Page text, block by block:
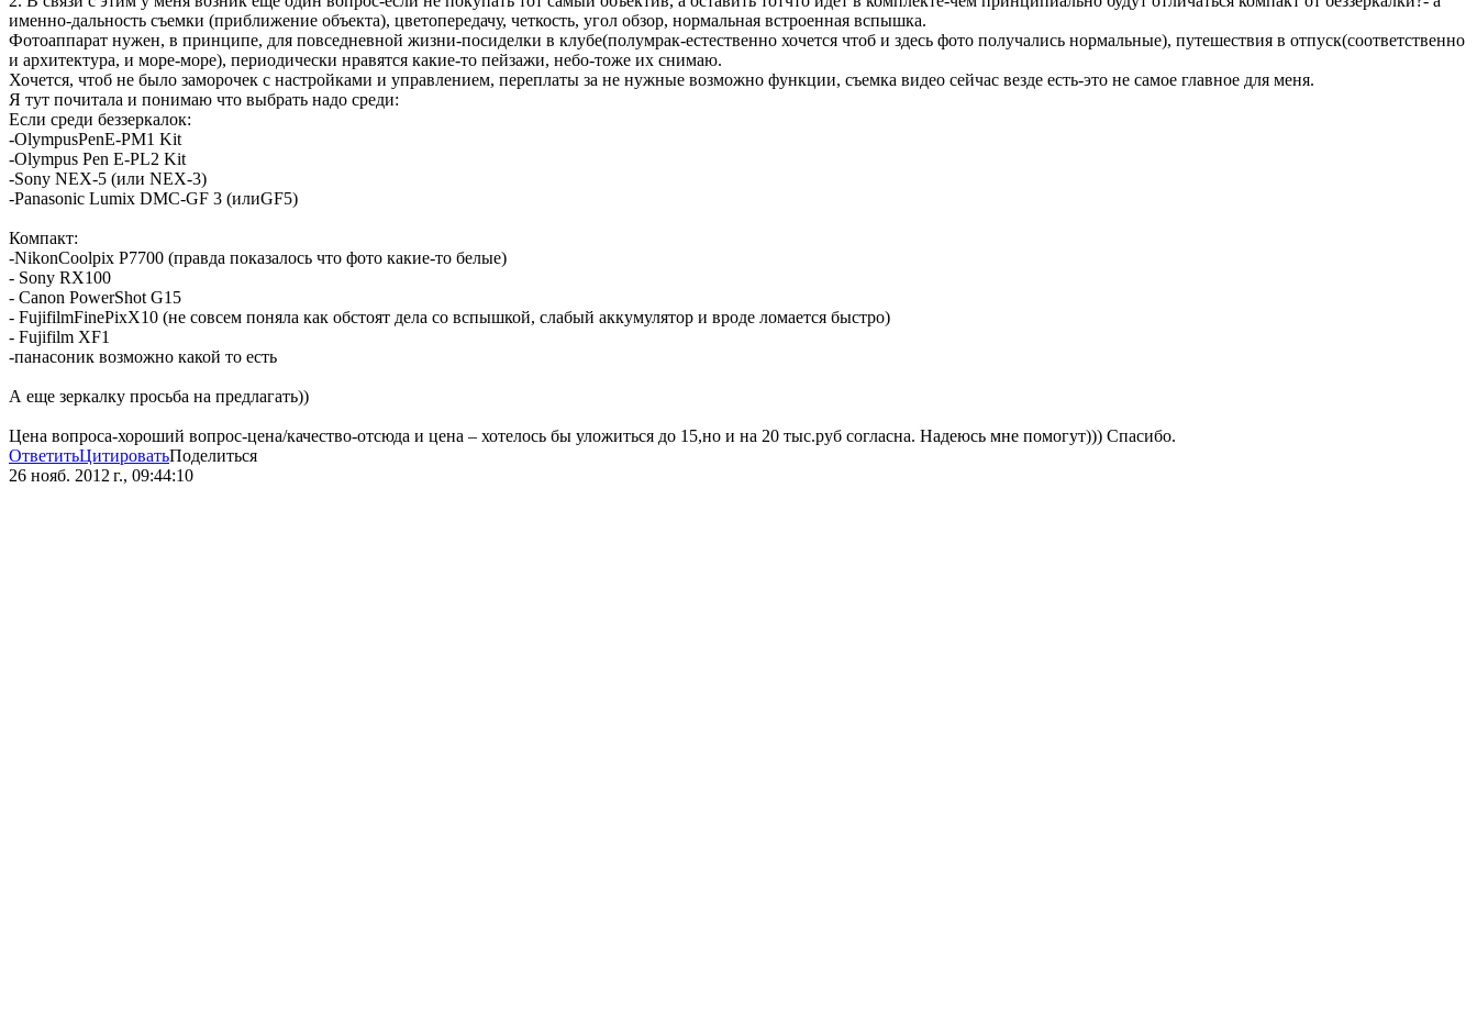
именно-дальность съемки (приближение объекта), цветопередачу, четкость, угол обзор, нормальная встроенная вспышка.
Фотоаппарат нужен, в принципе, для повседневной жизни-посиделки в клубе(полумрак-естественно хочется чтоб и здесь фото получались нормальные), путешествия в отпуск(соответственно
и архитектура, и море-море), периодически нравятся какие-то пейзажи, небо-тоже их снимаю.
Хочется, чтоб не было заморочек с настройками и управлением, переплаты за не нужные возможно функции, съемка видео сейчас везде есть-это не самое главное для меня.
Я тут почитала и понимаю что выбрать надо среди:
Если среди беззеркалок:
-OlympusPenE-PM1 Kit
-Olympus Pen E-PL2 Kit
-Sony NEX-5 (или NEX-3)
-Panasonic Lumix DMC-GF 3 (илиGF5)
Компакт:
-NikonCoolpix P7700 (правда показалось что фото какие-то белые)
- Sony RX100
- Canon PowerShot G15
- FujifilmFinePixX10 (не совсем поняла как обстоят дела со вспышкой, слабый аккумулятор и вроде ломается быстро)
- Fujifilm XF1
-панасоник возможно какой то есть
А еще зеркалку просьба на предлагать))
Цена вопроса-хороший вопрос-цена/качество-отсюда и цена – хотелось бы уложиться до 15,но и на 20 тыс.руб согласна. Надеюсь мне помогут))) Спасибо.
ОтветитьЦитироватьПоделиться
26 нояб. 2012 г., 09:44:10